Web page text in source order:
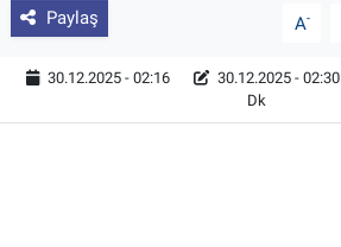
Paylaş A-
30.12.2025 - 02:16 30.12.2025 - 02:30
Dk